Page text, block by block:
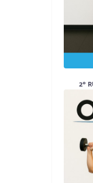
2º